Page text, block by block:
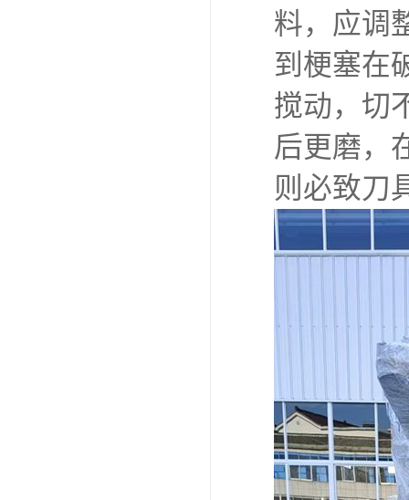
料，应调
到梗塞在
搅动，切
后更磨，
则必致刀